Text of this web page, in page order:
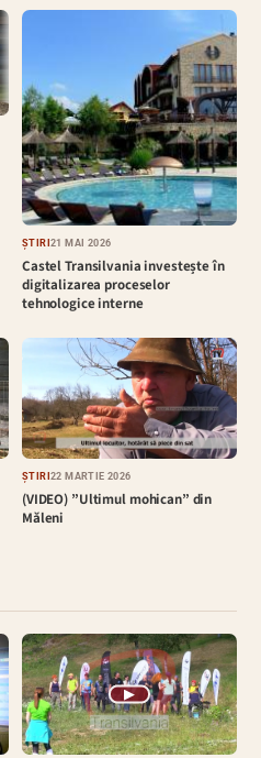
ȘTIRI21 MAI 2026
Castel Transilvania investește în
digitalizarea proceselor
tehnologice interne
ȘTIRI22 MARTIE 2026
(VIDEO) ”Ultimul mohican” din
Măleni
▶